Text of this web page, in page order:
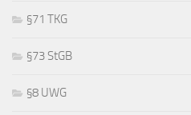
§71 TKG
§73 StGB
§8 UWG